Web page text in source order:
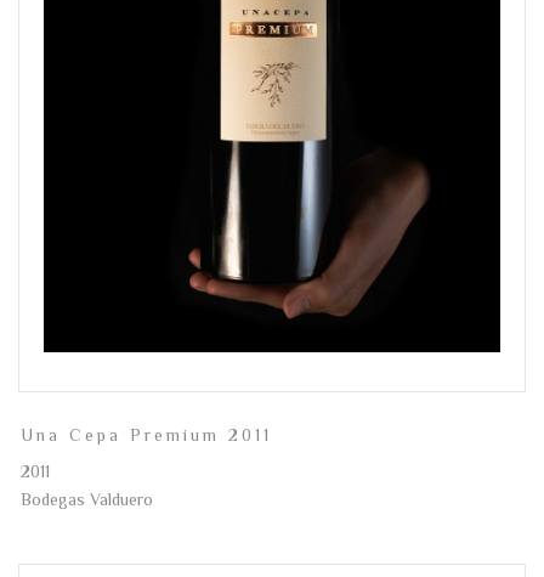
Una Cepa Premium 2011
2011
Bodegas Valduero